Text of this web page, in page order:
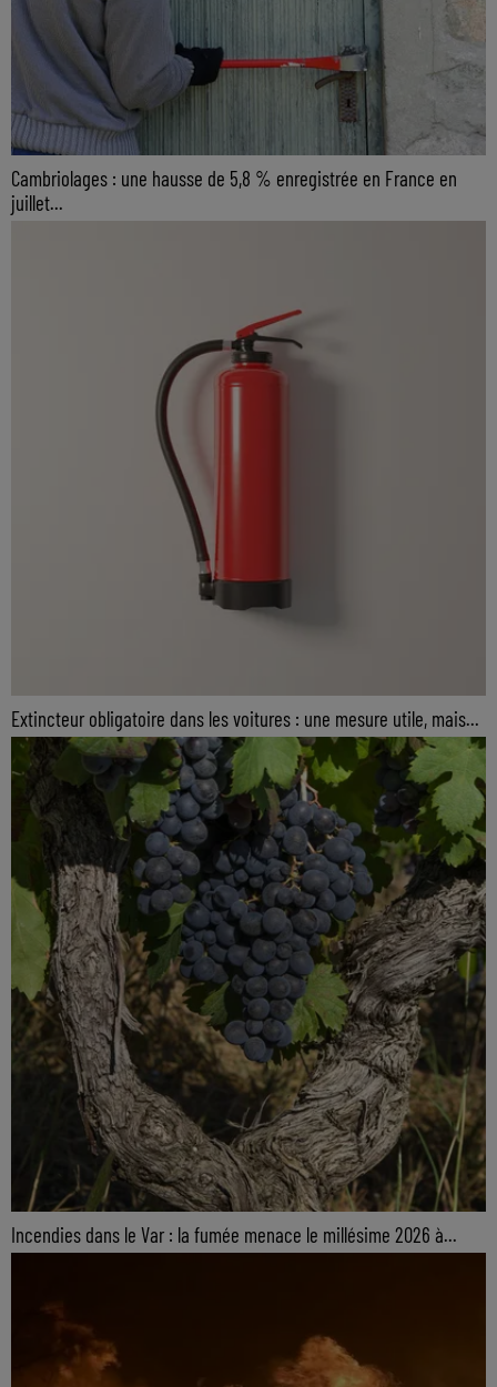
Cambriolages : une hausse de 5,8 % enregistrée en France en
juillet...
Extincteur obligatoire dans les voitures : une mesure utile, mais...
Incendies dans le Var : la fumée menace le millésime 2026 à...